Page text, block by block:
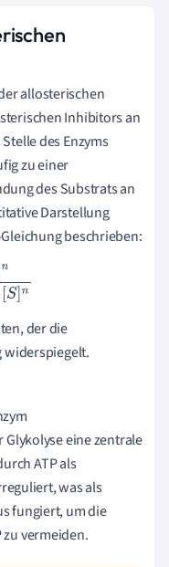
allosterischen
Inhibitors an
des Enzyms
zu einer
des Substrats an
Darstellung
beschrieben:
S
der die
Glykolyse eine zentrale
ATP als
was als
fungiert, um die
vermeiden.